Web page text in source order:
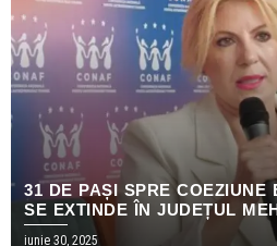
31 DE PAȘI SPRE COEZIUNE
SE EXTINDE ÎN JUDEȚUL
iunie 30, 2025